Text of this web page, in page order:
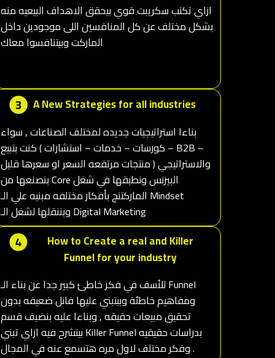
ازاي تكتب سكريبت قوي بيحقق الاهداف البيعيه منه
بشكل مختلف عن كل المنافسين اللى موجودين داخل
الماركت وبيتنافسوا معاك
A New Strategies for all industries
بناءا استراتيجيات جديده لمختلف الصناعات , سواء
كنت بتبيع ( كورسات – خدمات – استشارات – B2B –
منتجات مرتفعه السعر او سعرها قليل ) والاستراتيجي
بنصنعها من Core البيزنس ونطبقها في شغل
الماركتنج بأفكار مختلفه مبنيه علي الـ Mindset
وبننقلها لشغل الـ Digital Marketing
How to Create a real and Killer
Funnel for your industry
للأسف في فكر خاطئ كبير جدا عن بناء الـ Funnel
ومفاهيم خاطئة وبيتبني عليها فانل ضعيفه بدون
تحقيق مبيعات حقيقه , وبناءا عليه بنضيف قسم
بيتشرح فيه ازاي تبني Killer Funnel بدراسات حقيقيه
وفكر مختلف لاول مره هتسمع عنه في المجال .